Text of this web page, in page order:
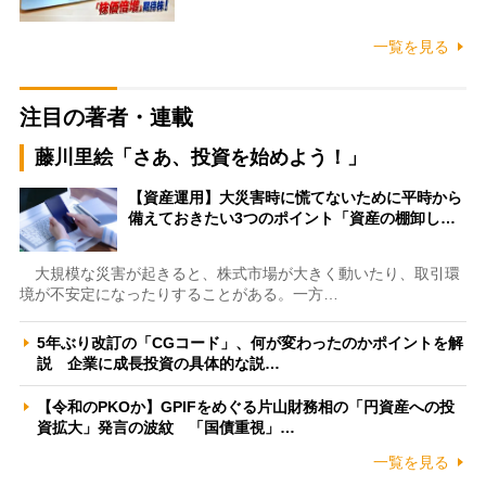
一覧を見る
注目の著者・連載
藤川里絵「さあ、投資を始めよう！」
【資産運用】大災害時に慌てないために平時から
備えておきたい3つのポイント「資産の棚卸し…
大規模な災害が起きると、株式市場が大きく動いたり、取引環
境が不安定になったりすることがある。一方…
5年ぶり改訂の「CGコード」、何が変わったのかポイントを解
説 企業に成長投資の具体的な説…
【令和のPKOか】GPIFをめぐる片山財務相の「円資産への投
資拡大」発言の波紋 「国債重視」…
一覧を見る